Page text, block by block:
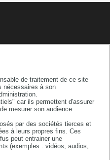
de traitement de ce site
nécessaires à son
car ils permettent d'assurer
mesurer son audience.
par des sociétés tierces et
à leurs propres fins. Ces
peut entrainer une
(exemples : vidéos, audios,